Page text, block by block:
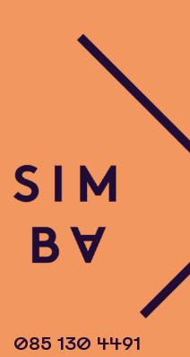
085 130 4491